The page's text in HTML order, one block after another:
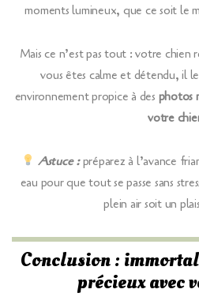
moments lumineux, que ce soit le
Mais ce n’est pas tout : votre chien
vous êtes calme et détendu, il
environnement propice à des photos
votre
Astuce :préparez à l’avance
eau pour que tout se passe sans
plein air soit un
Conclusion :
précieux avec